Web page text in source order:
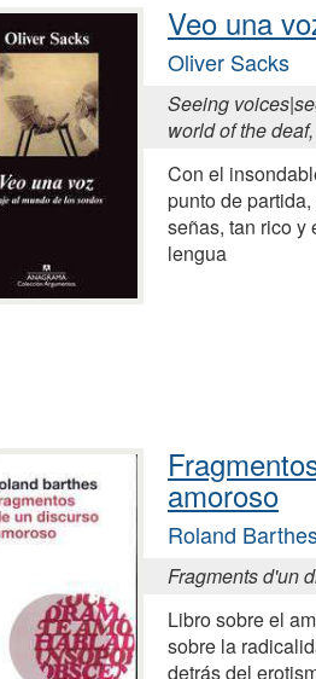
Veo una
Oliver Sacks
Seeing
world of the
Con el
punto de
señas, tan rico y
lengua
amoroso
Roland
Fragments d'un
Libro sobre el
sobre la
detrás del